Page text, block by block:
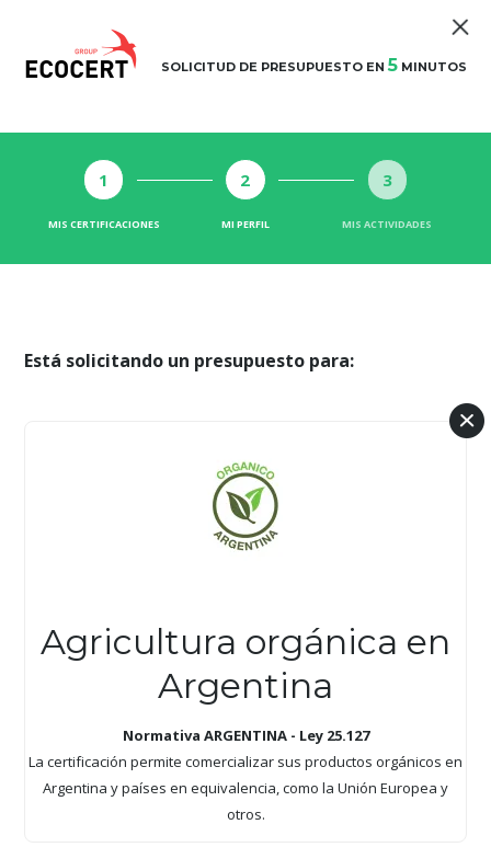
SOLICITUD DE PRESUPUESTO EN5MINUTOS
1
MIS CERTIFICACIONES
2
MI PERFIL
3
MIS ACTIVIDADES
Está solicitando un presupuesto para:
Agricultura orgánica en
Argentina
Normativa ARGENTINA - Ley 25.127
La certificación permite comercializar sus productos orgánicos en
Argentina y países en equivalencia, como la Unión Europea y
otros.